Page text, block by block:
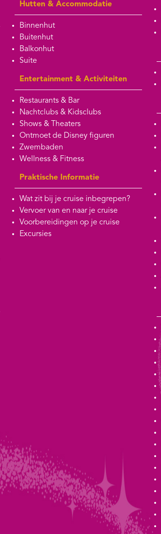
Hutten & Accommodatie
Binnenhut
Buitenhut
Balkonhut
Suite
Entertainment & Activiteiten
Restaurants & Bar
Nachtclubs & Kidsclubs
Shows & Theaters
Ontmoet de Disney figuren
Zwembaden
Wellness & Fitness
Praktische Informatie
Wat zit bij je cruise inbegrepen?
Vervoer van en naar je cruise
Voorbereidingen op je cruise
Excursies